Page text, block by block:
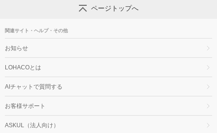
ページトップへ
関連サイト・ヘルプ・その他
お知らせ
LOHACOとは
AIチャットで質問する
お客様サポート
ASKUL（法人向け）